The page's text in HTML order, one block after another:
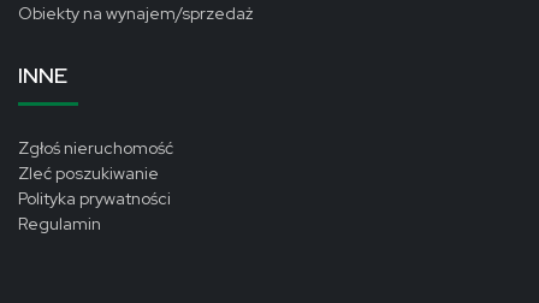
Obiekty na wynajem/sprzedaż
INNE
Zgłoś nieruchomość
Zleć poszukiwanie
Polityka prywatności
Regulamin